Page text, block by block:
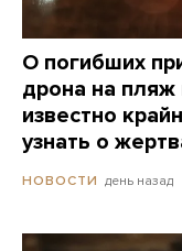
О погибших
дрона на
известно
узнать о
НОВОСТИ день назад